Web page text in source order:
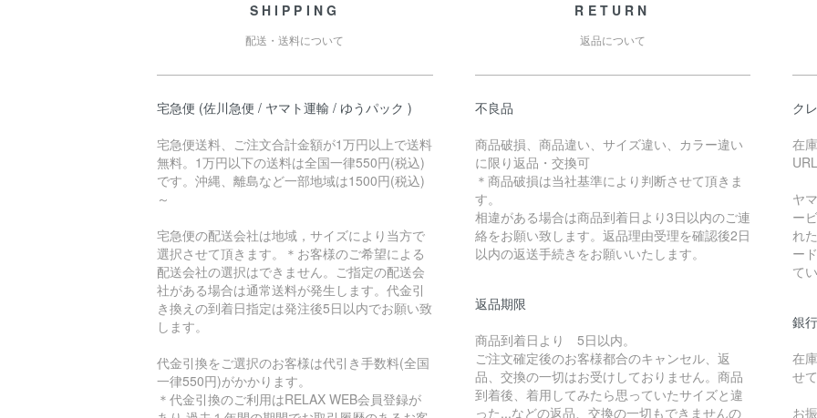
SHIPPING
配送・送料について
宅急便 (佐川急便 / ヤマト運輸 / ゆうパック )
宅急便送料、ご注文合計金額が1万円以上で送料
無料。1万円以下の送料は全国一律550円(税込)
です。沖縄、離島など一部地域は1500円(税込)
～
宅急便の配送会社は地域，サイズにより当方で
選択させて頂きます。＊お客様のご希望による
配送会社の選択はできません。ご指定の配送会
社がある場合は通常送料が発生します。代金引
き換えの到着日指定は発注後5日以内でお願い致
します。
代金引換をご選択のお客様は代引き手数料(全国
一律550円)がかかります。
＊代金引換のご利用はRELAX WEB会員登録が
RETURN
返品について
不良品
商品破損、商品違い、サイズ違い、カラー違い
に限り返品・交換可
＊商品破損は当社基準により判断させて頂きま
す。
相違がある場合は商品到着日より3日以内のご連
絡をお願い致します。返品理由受理を確認後2日
以内の返送手続きをお願いいたします。
返品期限
商品到着日より 5日以内。
ご注文確定後のお客様都合のキャンセル、返
品、交換の一切はお受けしておりません。商品
到着後、着用してみたら思っていたサイズと違
った...などの返品、交換の一切もできませんの
ク
在
ヤ
ー
れ
ー
て
銀
在
せ
お